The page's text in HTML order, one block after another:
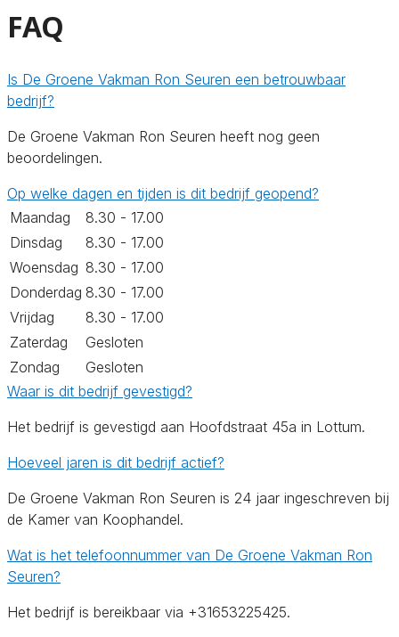
FAQ
Is De Groene Vakman Ron Seuren een betrouwbaar
bedrijf?
De Groene Vakman Ron Seuren heeft nog geen
beoordelingen.
Op welke dagen en tijden is dit bedrijf geopend?
Maandag
8.30 - 17.00
Dinsdag
8.30 - 17.00
Woensdag 8.30 - 17.00
Donderdag 8.30 - 17.00
Vrijdag
8.30 - 17.00
Zaterdag
Gesloten
Zondag
Gesloten
Waar is dit bedrijf gevestigd?
Het bedrijf is gevestigd aan Hoofdstraat 45a in Lottum.
Hoeveel jaren is dit bedrijf actief?
De Groene Vakman Ron Seuren is 24 jaar ingeschreven bij
de Kamer van Koophandel.
Wat is het telefoonnummer van De Groene Vakman Ron
Seuren?
Het bedrijf is bereikbaar via +31653225425.